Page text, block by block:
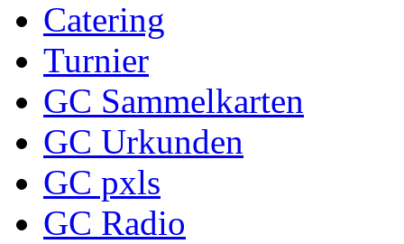
Catering
Turnier
GC Sammelkarten
GC Urkunden
GC pxls
GC Radio